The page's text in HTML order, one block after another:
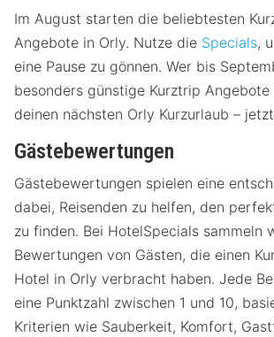
Im August starten die beliebtesten
Angebote in Orly. Nutze die Specials,
eine Pause zu gönnen. Wer bis
besonders günstige Kurztrip
deinen nächsten Orly Kurzurlaub –
Gästebewertungen
Gästebewertungen spielen eine
dabei, Reisenden zu helfen, den
zu finden. Bei HotelSpecials sammeln
Bewertungen von Gästen, die einen
Hotel in Orly verbracht haben. Jede
eine Punktzahl zwischen 1 und 10,
Kriterien wie Sauberkeit, Komfort,